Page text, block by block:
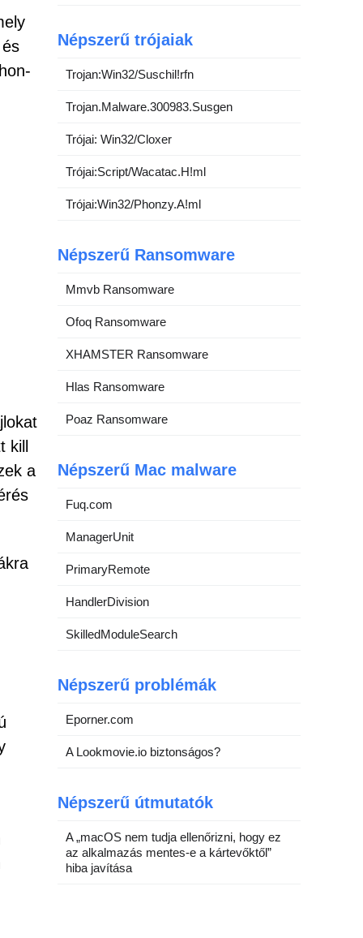
a
Népszerű trójaiak
Trojan:Win32/Suschil!rfn
Trojan.Malware.300983.Susgen
Trójai: Win32/Cloxer
Trójai:Script/Wacatac.H!ml
Trójai:Win32/Phonzy.A!ml
Népszerű Ransomware
Mmvb Ransomware
Ofoq Ransomware
XHAMSTER Ransomware
Hlas Ransomware
Poaz Ransomware
Népszerű Mac malware
Fuq.com
ManagerUnit
PrimaryRemote
HandlerDivision
SkilledModuleSearch
Népszerű problémák
Eporner.com
A Lookmovie.io biztonságos?
Népszerű útmutatók
A „macOS nem tudja ellenőrizni, hogy ez
az alkalmazás mentes-e a kártevőktől”
hiba javítása